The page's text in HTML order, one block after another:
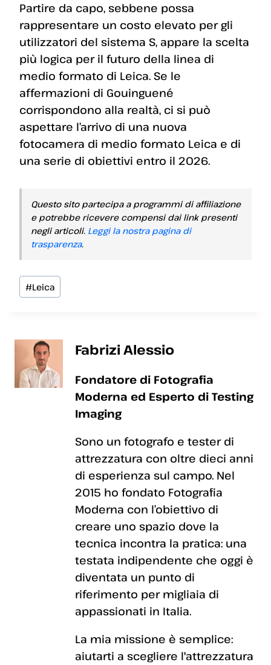
Partire da capo, sebbene possa
rappresentare un costo elevato per gli
utilizzatori del sistema S, appare la scelta
più logica per il futuro della linea di
medio formato di Leica. Se le
affermazioni di Gouinguené
corrispondono alla realtà, ci si può
aspettare l’arrivo di una nuova
fotocamera di medio formato Leica e di
una serie di obiettivi entro il 2026.
Questo sito partecipa a programmi di affiliazione
e potrebbe ricevere compensi dai link presenti
negli articoli. Leggi la nostra pagina di
trasparenza.
Tag
articolo:
#Leica
Fabrizi Alessio
Fondatore di Fotografia
Moderna ed Esperto di Testing
Imaging
Sono un fotografo e tester di
attrezzatura con oltre dieci anni
di esperienza sul campo. Nel
2015 ho fondato Fotografia
Moderna con l’obiettivo di
creare uno spazio dove la
tecnica incontra la pratica: una
testata indipendente che oggi è
diventata un punto di
riferimento per migliaia di
appassionati in Italia.
La mia missione è semplice:
aiutarti a scegliere l'attrezzatura